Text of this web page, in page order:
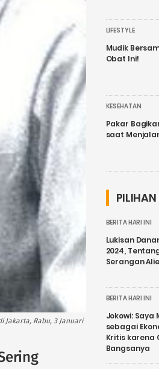
Jakarta, Rabu, 3 Januari
LIFESTYLE
Mudik
Obat Ini!
KESEHATAN
Pakar
saat
PILIHAN
BERITA HARI INI
Lukisan
2024,
Serangan
BERITA HARI INI
Jokowi: Saya
sebagai
Kritis karena
Bangsanya